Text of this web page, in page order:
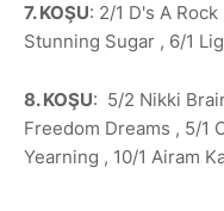
7. KOŞU: 2/1 D's A
Stunning Sugar , 6/1
8. KOŞU: 5/2 Nikki
Freedom Dreams , 5/1
Yearning , 10/1 Airam